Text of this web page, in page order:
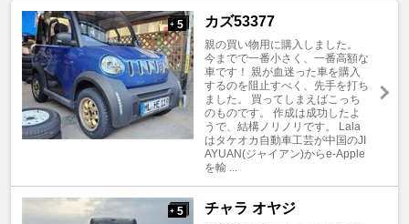
+ 5 カズ53377
親の買い物用に購入しました。
今までで一番小さく、一番高額な
車です！ 親が血迷った車を購入
するのを阻止すべく、先手を打ち
ました。 買ってしまえばこっち
のものです。 作成は成功したよ
うで、結構ノリノリです。 Lala
はタケオカ自動車工芸が中国のJI
AYUAN(ジャイアン)からe-Apple
を輸 ...
+ 5 チャラ オヤジ